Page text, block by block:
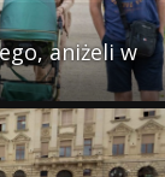
aniżeli w